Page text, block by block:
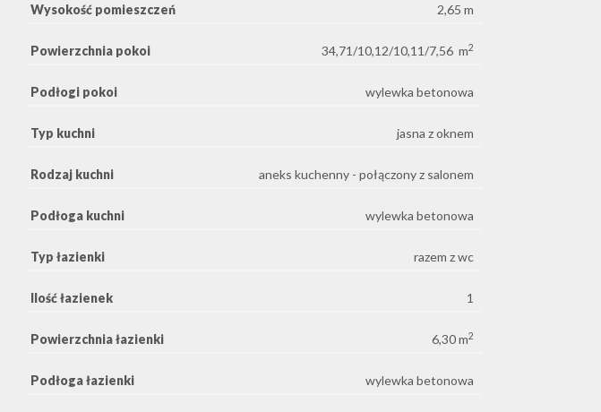
Wysokość pomieszczeń 2,65 m
Powierzchnia pokoi 34,71/10,12/10,11/7,56 m2
Podłogi pokoi wylewka betonowa
Typ kuchni jasna z oknem
Rodzaj kuchni aneks kuchenny - połączony z salonem
Podłoga kuchni wylewka betonowa
Typ łazienki razem z wc
Ilość łazienek 1
Powierzchnia łazienki 6,30 m2
Podłoga łazienki wylewka betonowa